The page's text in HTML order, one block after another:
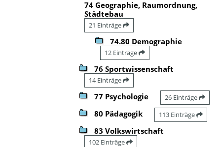
74 Geographie, Raumordnung,
Städtebau
21 Einträge
74.80 Demographie
12 Einträge
76 Sportwissenschaft
14 Einträge
77 Psychologie 26 Einträge
80 Pädagogik 113 Einträge
83 Volkswirtschaft
102 Einträge